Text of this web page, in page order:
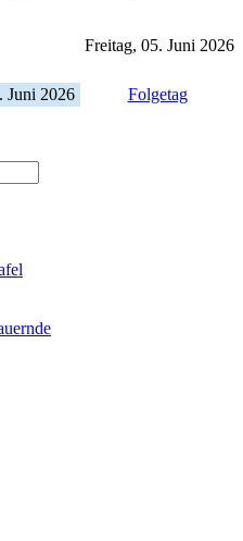
Freitag, 05. Juni 2026
Juni 2026 Folgetag